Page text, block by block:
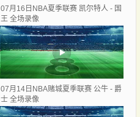
07月16日NBA夏季联赛 凯尔特人 - 国
王 全场录像
07月14日NBA赌城夏季联赛 公牛 - 爵
士 全场录像